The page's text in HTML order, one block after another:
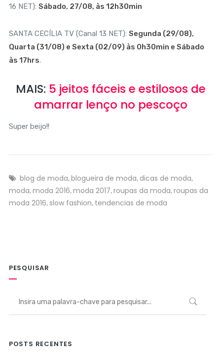
16 NET): Sábado, 27/08, às 12h30min
SANTA CECÍLIA TV (Canal 13 NET): Segunda (29/08),
Quarta (31/08) e Sexta (02/09) às 0h30min e Sábado
às 17hrs.
MAIS: 5 jeitos fáceis e estilosos de
amarrar lenço no pescoço
Super beijo!!
blog de moda,blogueira de moda, dicas de moda,
moda,moda 2016,moda 2017,roupas da moda,roupas da
moda 2016, slow fashion, tendencias de moda
PESQUISAR
POSTS RECENTES